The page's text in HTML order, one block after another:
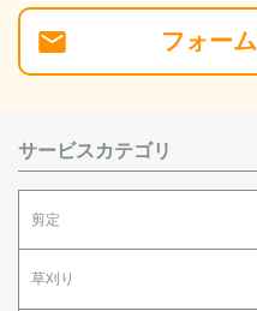
フォーム
サービスカテゴリ
剪定
草刈り